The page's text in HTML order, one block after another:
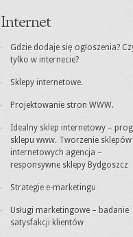
Internet
Gdzie dodaje się ogłoszenia?
tylko w internecie?
Sklepy internetowe.
Projektowanie stron WWW.
Idealny sklep internetowy –
sklepu www. Tworzenie sklepów
internetowych agencja –
responsywne sklepy Bydgoszcz
Strategie e-marketingu
Usługi marketingowe – badanie
satysfakcji klientów